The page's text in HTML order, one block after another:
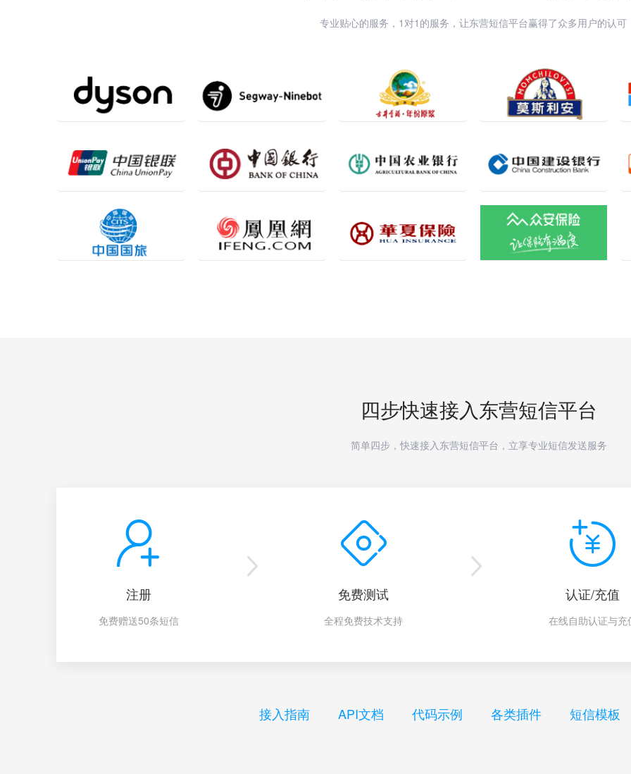
专业贴心的服务，1对1的服务，让东营短信平台赢得了众多用户的认可
四步快速接入东营短信平台
简单四步，快速接入东营短信平台，立享专业短信发送服务
注册
免费赠送50条短信
免费测试
全程免费技术支持
认证/充值
在线自助认证与充
接入指南 API文档 代码示例 各类插件 短信模板